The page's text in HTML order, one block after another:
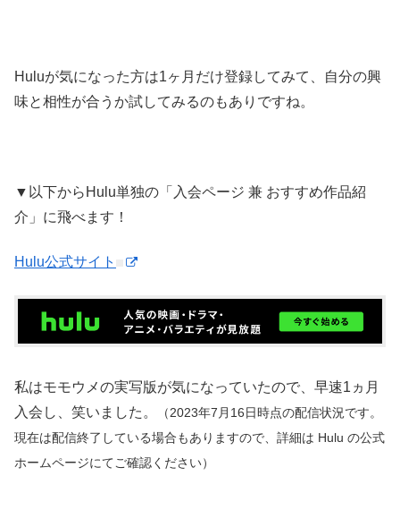
Huluが気になった方は1ヶ月だけ登録してみて、自分の興
味と相性が合うか試してみるのもありですね。
▼以下からHulu単独の「入会ページ 兼 おすすめ作品紹
介」に飛べます！
Hulu公式サイト
私はモモウメの実写版が気になっていたので、早速1ヵ月
入会し、笑いました。
（2023年7月16日時点の配信状況です。
現在は配信終了している場合もありますので、詳細は Hulu の公式
ホームページにてご確認ください）